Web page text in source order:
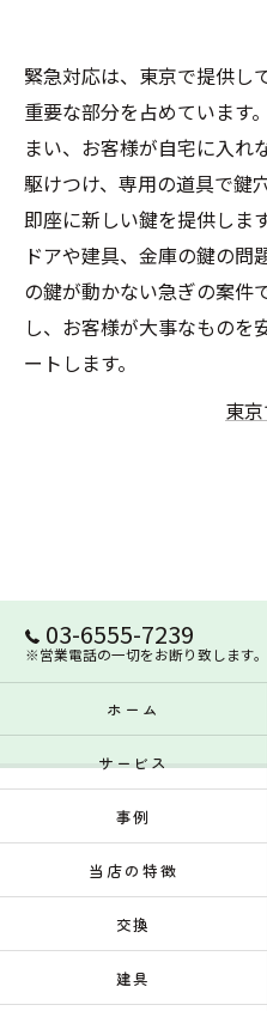
緊急対応は、東京で提供し
重要な部分を占めています
まい、お客様が自宅に入れ
駆けつけ、専用の道具で鍵
即座に新しい鍵を提供しま
ドアや建具、金庫の鍵の問
の鍵が動かない急ぎの案件
し、お客様が大事なものを
ートします。
東
03-6555-7239
※営業電話の一切をお断り致します。
ホーム
サービス
事例
当店の特徴
交換
建具